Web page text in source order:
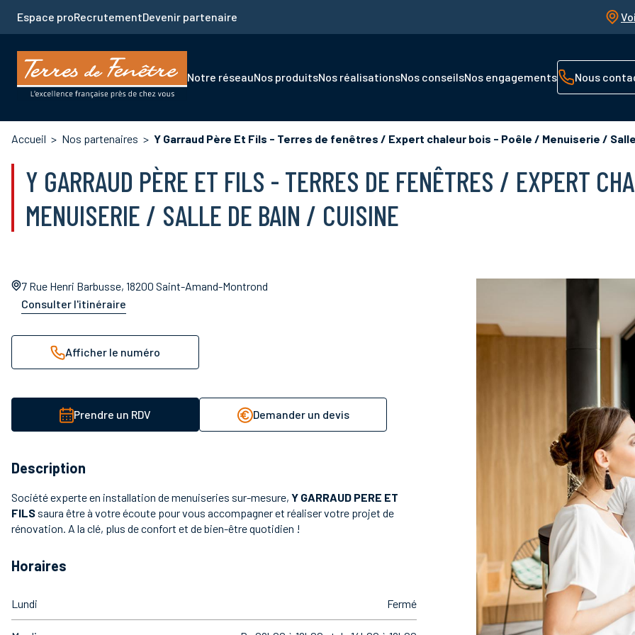
contenu
principal
Espace proRecrutementDevenir partenaire
Navigation
Notre réseauNos produitsNos réalisationsNos conseilsNos engagements Nous
Fil
Accueil Nos partenaires Y Garraud Père Et Fils - Terres de fenêtres / Expert chaleur bois - Poêle / Menuiserie /
Y GARRAUD PÈRE ET FILS - TERRES DE FENÊTRES / EXPERT
MENUISERIE / SALLE DE BAIN / CUISINE
7 Rue Henri Barbusse, 18200 Saint-Amand-Montrond
Consulter l'itinéraire
Afficher le numéro
Prendre un RDV Demander un devis
Description
Société experte en installation de menuiseries sur-mesure, Y GARRAUD PERE ET
FILS saura être à votre écoute pour vous accompagner et réaliser votre projet de
rénovation. A la clé, plus de confort et de bien-être quotidien !
Horaires
Lundi Fermé